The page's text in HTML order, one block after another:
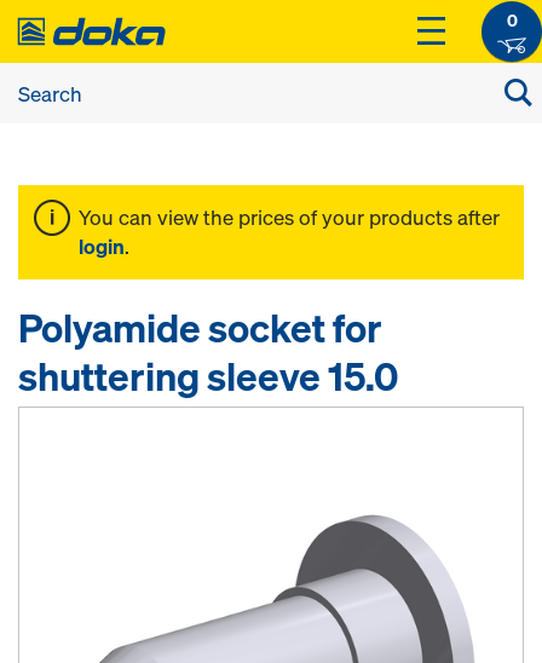
0
You can view the prices of your products after
login.
Polyamide socket for
shuttering sleeve 15.0